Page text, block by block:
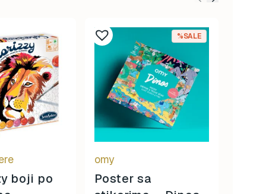
boji po
%SALE
omy
Poster sa